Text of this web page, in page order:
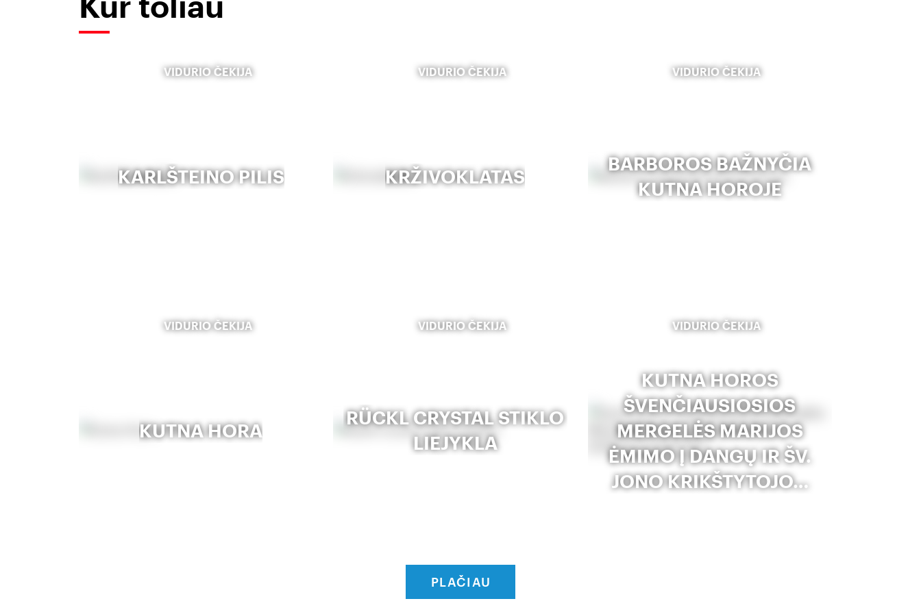
VIDURIO ČEKIJA
KARLŠTEINO PILIS
VIDURIO ČEKIJA
KRŽIVOKLATAS
VIDURIO ČEKIJA
BARBOROS BAŽNYČIA
KUTNA HOROJE
VIDURIO ČEKIJA
KUTNA HORA
VIDURIO ČEKIJA
RÜCKL CRYSTAL STIKLO
LIEJYKLA
VIDURIO ČEKIJA
KUTNA HOROS
ŠVENČIAUSIOSIOS
MERGELĖS MARIJOS
ĖMIMO Į DANGŲ IR ŠV.
JONO KRIKŠTYTOJO…
PLAČIAU